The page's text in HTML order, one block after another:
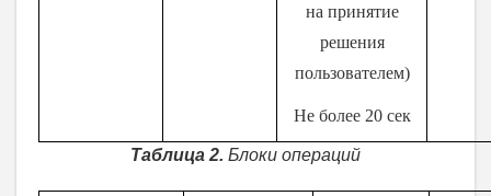
на принятие
решения
пользователем)
Не более 20 сек
Таблица 2. Блоки операций